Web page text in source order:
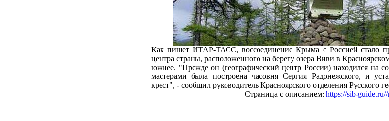
Как пишет ИТАР-ТАСС, воссоединение Крыма с Россией стало
центра страны, расположенного на берегу озера Виви в
южнее. "Прежде он (географический центр России) находился на
мастерами была построена часовня Сергия Радонежского, и
крест", - сообщил руководитель Красноярского отделения Русского
Страница с описанием: https://sib-